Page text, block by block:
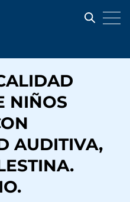
NIÑOS
AUDITIVA,